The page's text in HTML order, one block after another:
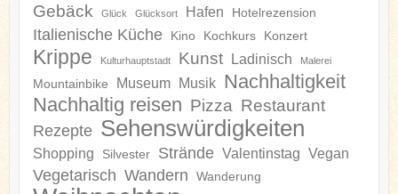
Gebäck Glück Glücksort Hafen Hotelrezension
Italienische Küche Kino Kochkurs Konzert
Krippe Kulturhauptstadt Kunst Ladinisch Malerei
Mountainbike Museum Musik Nachhaltigkeit
Nachhaltig reisen Pizza Restaurant
Rezepte Sehenswürdigkeiten
Shopping Silvester Strände Valentinstag Vegan
Vegetarisch Wandern Wanderung